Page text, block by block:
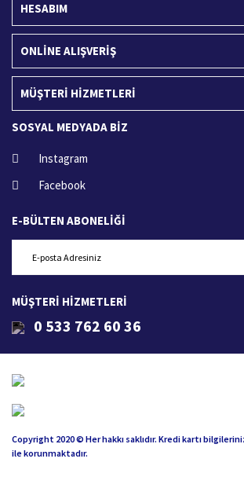
HESABIM
ONLİNE ALIŞVERİŞ
MÜŞTERİ HİZMETLERİ
SOSYAL MEDYADA BİZ
Instagram
Facebook
E-BÜLTEN ABONELİĞİ
MÜŞTERİ HİZMETLERİ
0 533 762 60 36
Copyright 2020 © Her hakkı saklıdır. Kredi kartı
ile korunmaktadır.